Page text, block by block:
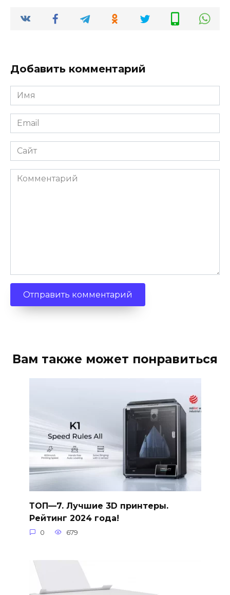
Добавить комментарий
Имя
Email
Сайт
Комментарий
Вам также может понравиться
ТОП—7. Лучшие 3D принтеры.
Рейтинг 2024 года!
0 679